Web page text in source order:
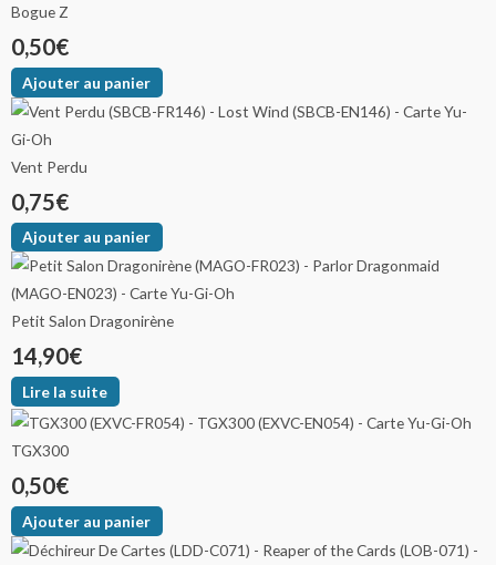
Bogue Z
0,50€
Ajouter au panier
Vent Perdu
0,75€
Ajouter au panier
Petit Salon Dragonirène
14,90€
Lire la suite
TGX300
0,50€
Ajouter au panier